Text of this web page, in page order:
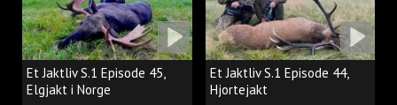
Et Jaktliv S.1 Episode 45,
Elgjakt i Norge
Et Jaktliv S.1 Episode 44,
Hjortejakt